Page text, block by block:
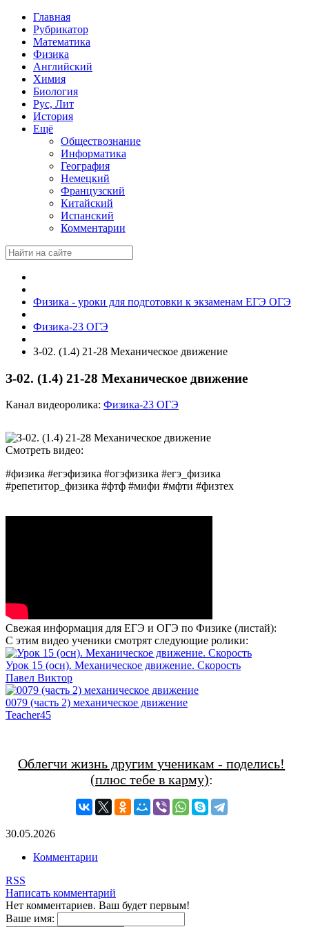
Главная
Рубрикатор
Математика
Физика
Английский
Химия
Биология
Рус, Лит
История
Ещё
Обществознание
Информатика
География
Немецкий
Французский
Китайский
Испанский
Комментарии
Физика - уроки для подготовки к экзаменам ЕГЭ ОГЭ
Физика-23 ОГЭ
З-02. (1.4) 21-28 Механическое движение
З-02. (1.4) 21-28 Механическое движение
Канал видеоролика: Физика-23 ОГЭ
Смотреть видео:
#физика #егэфизика #огэфизика #егэ_физика
#репетитор_физика #фтф #мифи #мфти #физтех
Свежая информация для ЕГЭ и ОГЭ по Физике (листай):
С этим видео ученики смотрят следующие ролики:
Урок 15 (осн). Механическое движение. Скорость
Павел Виктор
0079 (часть 2) механическое движение
Teacher45
Облегчи жизнь другим ученикам - поделись!
(плюс тебе в карму):
30.05.2026
Комментарии
RSS
Написать комментарий
Нет комментариев. Ваш будет первым!
Ваше имя: